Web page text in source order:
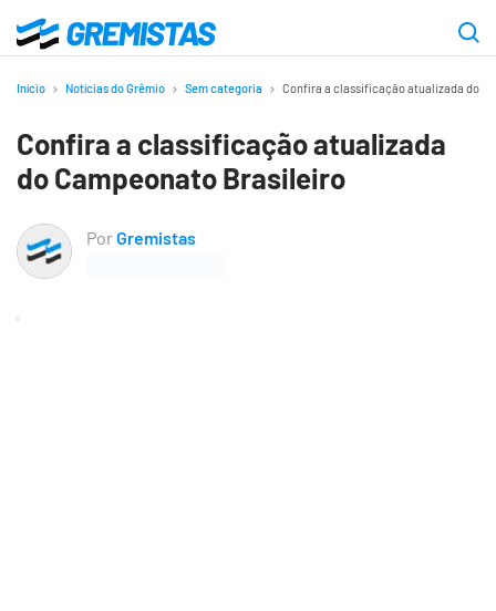
para
principal
Gremistas
Início Notícias do Grêmio Sem categoria Confira a classificação atualizada do
Confira a classificação atualizada
do Campeonato Brasileiro
PorGremistas